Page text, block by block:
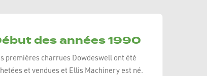
des années 1990
premières charrues Dowdeswell ont été
et vendues et Ellis Machinery est né.